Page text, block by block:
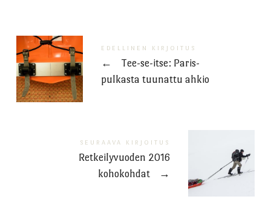
EDELLINEN KIRJOITUS
←
Tee-se-itse: Paris-
pulkasta tuunattu ahkio
SEURAAVA KIRJOITUS
Retkeilyvuoden 2016
kohokohdat
→